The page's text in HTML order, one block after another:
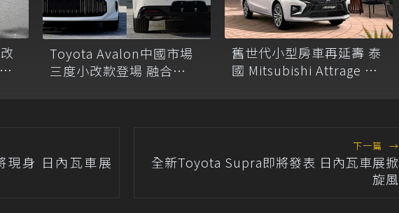
Toyota Avalon中國市場
三度小改款登場 融合
舊世代小型房車再延壽 泰
國 Mitsubishi Attrage 換
現身 日內瓦車展
下一篇 →
全新Toyota Supra即將發表 日內瓦車展掀
旋風